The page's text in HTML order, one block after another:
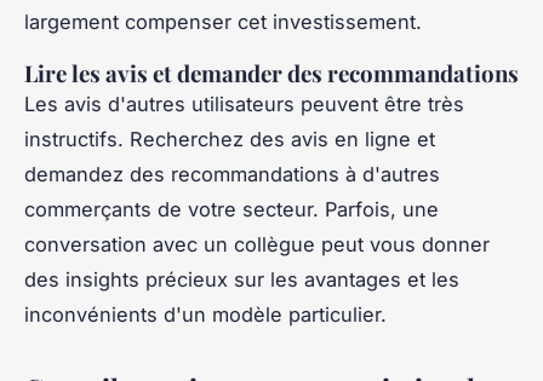
largement compenser cet investissement.
Lire les avis et demander des recommandations
Les avis d'autres utilisateurs peuvent être très
instructifs. Recherchez des avis en ligne et
demandez des recommandations à d'autres
commerçants de votre secteur. Parfois, une
conversation avec un collègue peut vous donner
des insights précieux sur les avantages et les
inconvénients d'un modèle particulier.